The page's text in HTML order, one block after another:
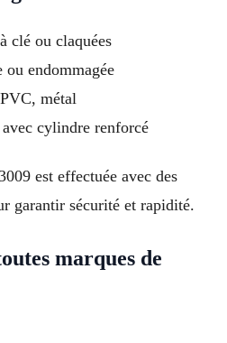
clé ou claquées
ou endommagée
métal
cylindre renforcé
est effectuée avec des
garantir sécurité et rapidité.
marques de